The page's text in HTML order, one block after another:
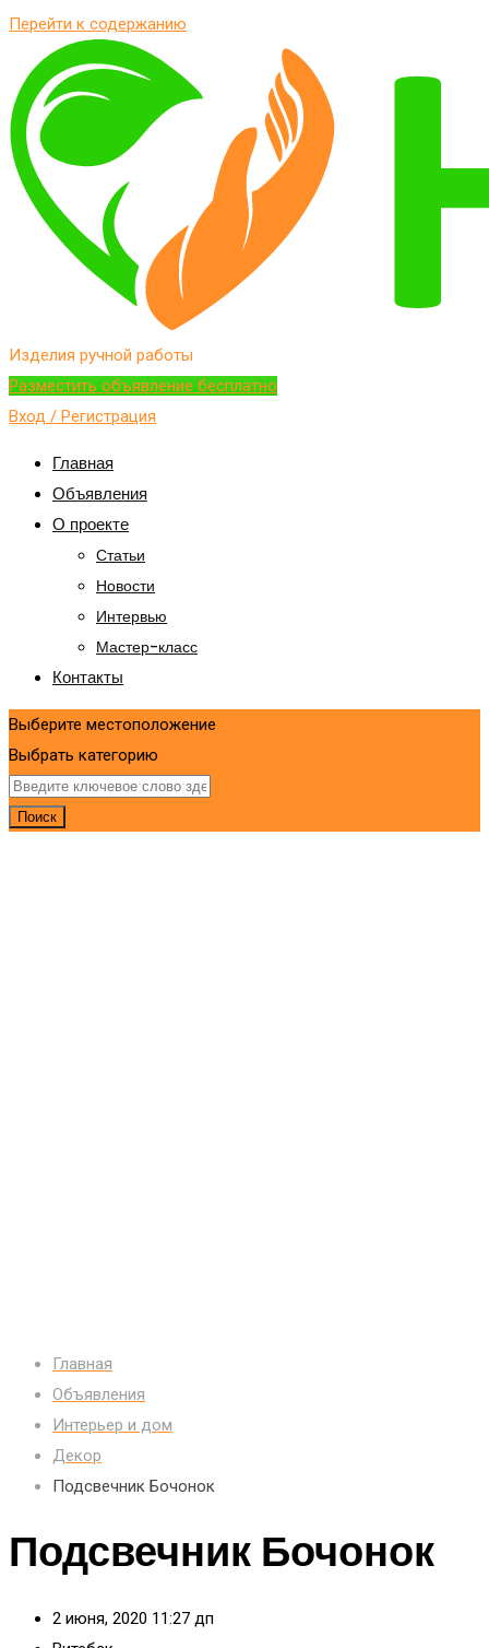
Перейти к содержанию
Изделия ручной работы
Разместить объявление бесплатно
Вход / Регистрация
Главная
Объявления
О проекте
Статьи
Новости
Интервью
Мастер-класс
Контакты
Выберите местоположение
Выбрать категорию
Поиск
Главная
Объявления
Интерьер и дом
Декор
Подсвечник Бочонок
Подсвечник Бочонок
2 июня, 2020 11:27 дп